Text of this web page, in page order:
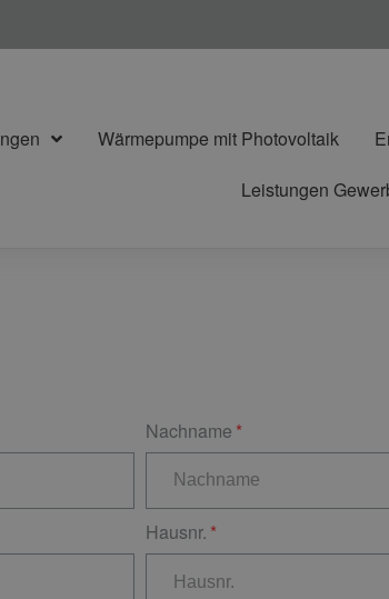
Wärmepumpe mit Photovoltaik
Leistungen
Nachname
Hausnr.